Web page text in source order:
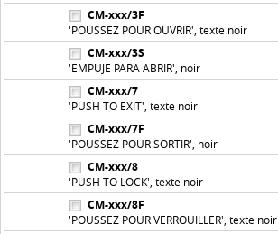
CM-xxx/3F
'POUSSEZ POUR OUVRIR', texte noir
CM-xxx/3S
'EMPUJE PARA ABRIR', noir
CM-xxx/7
'PUSH TO EXIT', texte noir
CM-xxx/7F
'POUSSEZ POUR SORTIR', noir
CM-xxx/8
'PUSH TO LOCK', texte noir
CM-xxx/8F
'POUSSEZ POUR VERROUILLER', texte noir